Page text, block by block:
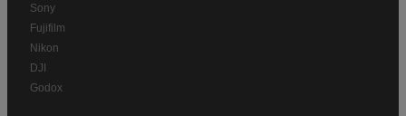
Sony
Fujifilm
Nikon
DJI
Godox